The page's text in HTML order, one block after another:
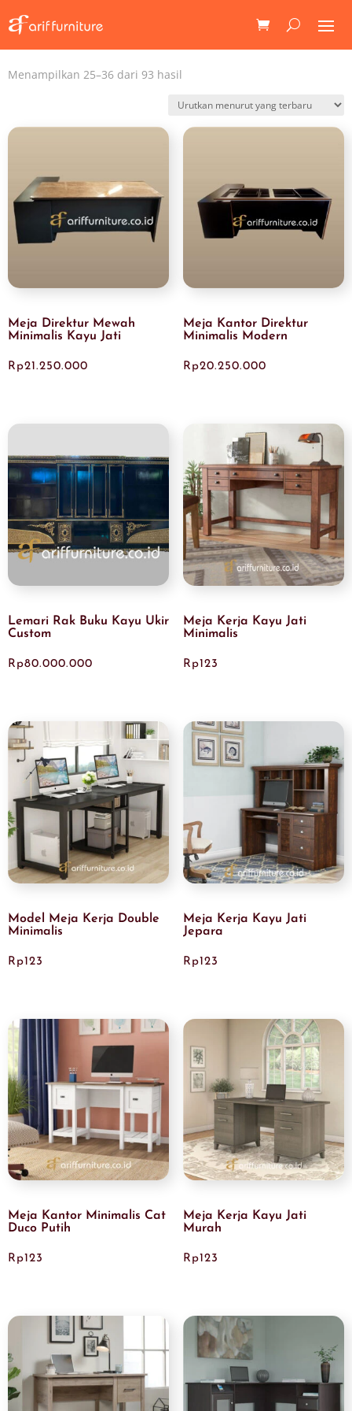
Menampilkan 25–36 dari 93 hasil
yang
terbaru
Meja Direktur Mewah
Minimalis Kayu Jati
Rp21.250.000
Meja Kantor Direktur
Minimalis Modern
Rp20.250.000
Lemari Rak Buku Kayu Ukir
Custom
Rp80.000.000
Meja Kerja Kayu Jati
Minimalis
Rp123
Model Meja Kerja Double
Minimalis
Rp123
Meja Kerja Kayu Jati
Jepara
Rp123
Meja Kantor Minimalis Cat
Duco Putih
Rp123
Meja Kerja Kayu Jati
Murah
Rp123